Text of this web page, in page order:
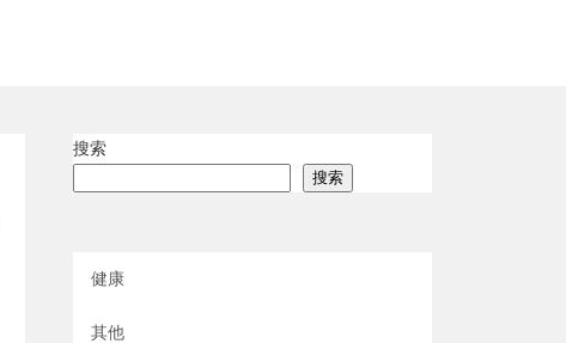
搜索
搜索
健康
其他